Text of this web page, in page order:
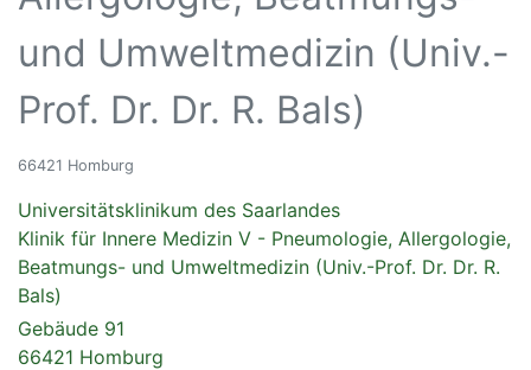
und Umweltmedizin (Univ.-
Prof. Dr. Dr. R. Bals)
66421 Homburg
Universitätsklinikum des Saarlandes
Klinik für Innere Medizin V - Pneumologie, Allergologie,
Beatmungs- und Umweltmedizin (Univ.-Prof. Dr. Dr. R.
Bals)
Gebäude 91
66421 Homburg